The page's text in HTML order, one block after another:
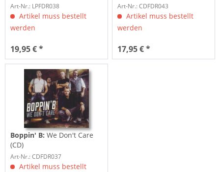
Art-Nr.: LPFDR038
Artikel muss bestellt
werden
19,95 € *
Art-Nr.: CDFDR043
Artikel muss bestellt
werden
17,95 € *
Boppin' B:We Don't Care
(CD)
Art-Nr.: CDFDR037
Artikel muss bestellt